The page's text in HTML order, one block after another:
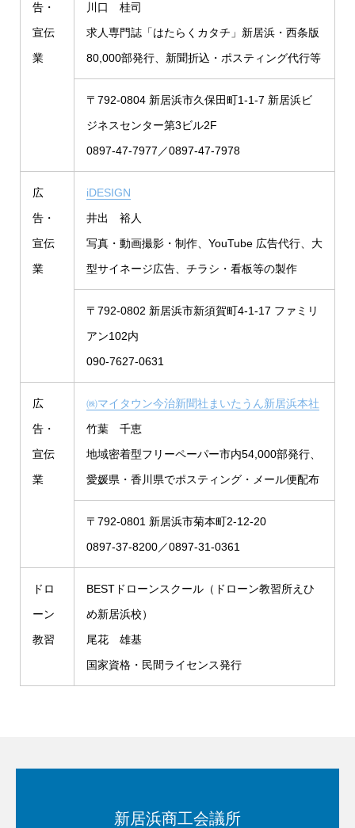
告・
宣伝
業
川口 桂司
求人専門誌「はたらくカタチ」新居浜・西条版
80,000部発行、新聞折込・ポスティング代行等
〒792-0804 新居浜市久保田町1-1-7 新居浜ビ
ジネスセンター第3ビル2F
0897-47-7977／0897-47-7978
広
告・
宣伝
業
iDESIGN
井出 裕人
写真・動画撮影・制作、YouTube 広告代行、大
型サイネージ広告、チラシ・看板等の製作
〒792-0802 新居浜市新須賀町4-1-17 ファミリ
アン102内
090-7627-0631
広
告・
宣伝
業
㈱マイタウン今治新聞社まいたうん新居浜本社
竹葉 千恵
地域密着型フリーペーパー市内54,000部発行、
愛媛県・香川県でポスティング・メール便配布
〒792-0801 新居浜市菊本町2-12-20
0897-37-8200／0897-31-0361
ドロ
ーン
教習
BESTドローンスクール（ドローン教習所えひ
め新居浜校）
尾花 雄基
国家資格・民間ライセンス発行
新居浜商工会議所